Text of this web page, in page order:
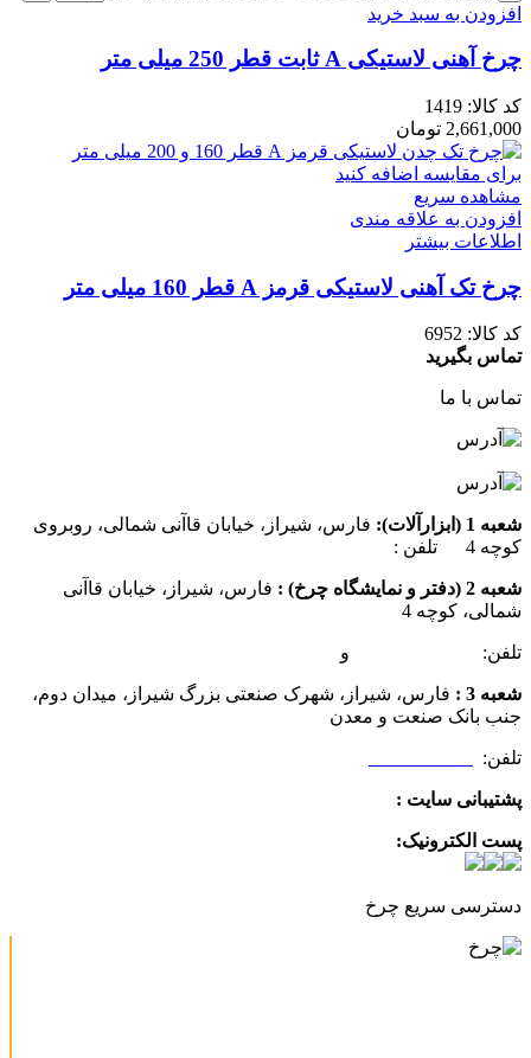
افزودن به سبد خرید
چرخ آهنی لاستیکی A ثابت قطر 250 میلی متر
کد کالا: 1419
2,661,000 تومان
برای مقایسه اضافه کنید
مشاهده سریع
افزودن به علاقه مندی
اطلاعات بیشتر
چرخ تک آهنی لاستیکی قرمز A قطر 160 میلی متر
کد کالا: 6952
تماس بگیرید
تماس با ما
شعبه 1 (ابزارآلات):
فارس، شیراز، خیابان قاآنی شمالی، روبروی
کوچه 4 تلفن :
شعبه 2 (دفتر و نمایشگاه چرخ) :
فارس، شیراز، خیابان قاآنی
شمالی، کوچه 4
تلفن: و
شعبه 3 :
فارس، شیراز، شهرک صنعتی بزرگ شیراز، میدان دوم،
جنب بانک صنعت و معدن
تلفن:
پشتیبانی سایت :
پست الکترونیک:
دسترسی سریع چرخ